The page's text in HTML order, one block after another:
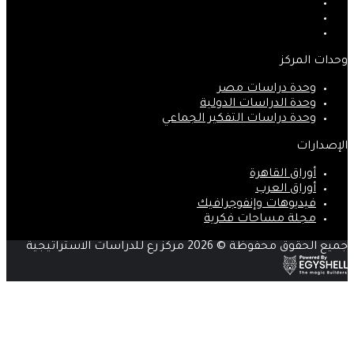
وحدات المركز
وحدة دراسات مصر
وحدة الدراسات الدولية
وحدة دراسات التفكير الجماعي
الإصدارات
أوراق القاهرة
أوراق العرب
فيديوهات وإنفوجرافيك
مجلة مساحات فكرية
جميع الحقوق محفوظة © 2026 مركز رع للدراسات الاستراتيجية